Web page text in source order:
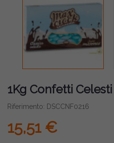
1Kg Confetti
Riferimento: DSCCNF0216
15,51 €